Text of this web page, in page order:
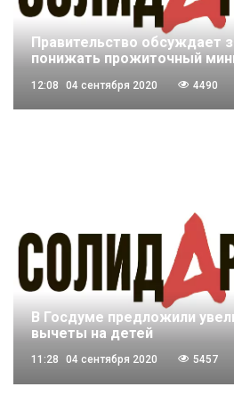
Правительство обсуждает
понижать прожиточный
12:08 04 сентября 2020 4490
В Госдуме предложили
вычеты на детей
11:28 04 сентября 2020 5457